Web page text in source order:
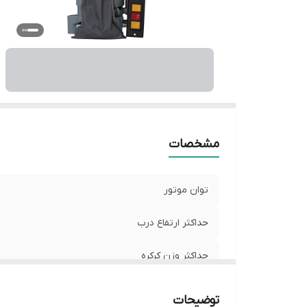
مشخصات
توان موتور
حداکثر ارتفاع درب
حداکثر وزن کرکره
توضیحات